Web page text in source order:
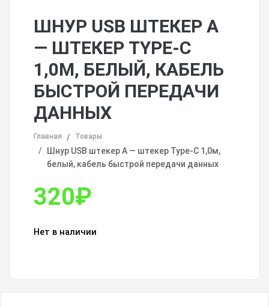
ШНУР USB ШТЕКЕР А
— ШТЕКЕР TYPE-C
1,0М, БЕЛЫЙ, КАБЕЛЬ
БЫСТРОЙ ПЕРЕДАЧИ
ДАННЫХ
Главная Товары
Шнур USB штекер А — штекер Type-C 1,0м,
белый, кабель быстрой передачи данных
320₽
Нет в наличии